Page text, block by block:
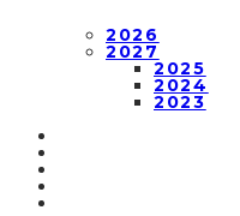
2026
2027
2025
2024
2023